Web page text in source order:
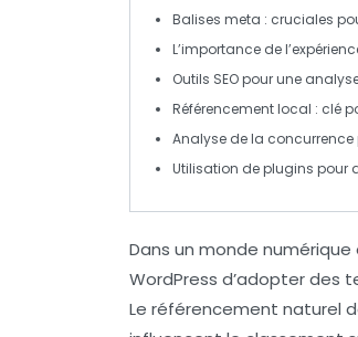
Balises meta : cruciales
L’importance de l’
Outils SEOpour une
Référencement local : clé
Analyse de la concurrence
Utilisation de plugins pour
Dans un monde
WordPress d’adopter des
Le référencement naturel